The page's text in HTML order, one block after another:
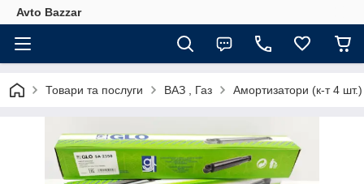
Avto Bazzar
Товари та послуги ВАЗ , Газ Амортизатори (к-т 4